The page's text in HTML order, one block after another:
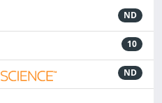
ND
10
ND